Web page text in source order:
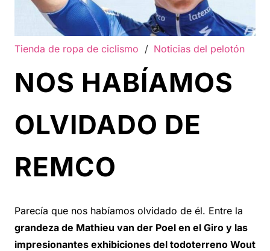
Tienda de ropa de ciclismo / Noticias del pelotón
NOS HABÍAMOS
OLVIDADO DE
REMCO
Parecía que nos habíamos olvidado de él. Entre la
grandeza de Mathieu van der Poel en el Giro y las
impresionantes exhibiciones del todoterreno Wout